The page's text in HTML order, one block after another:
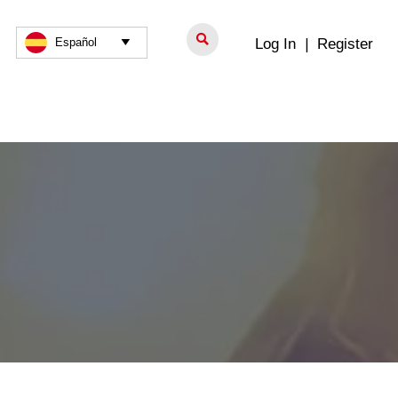
Español   Log In | Register